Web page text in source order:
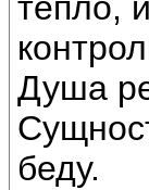
тепло,
Душа
беду.